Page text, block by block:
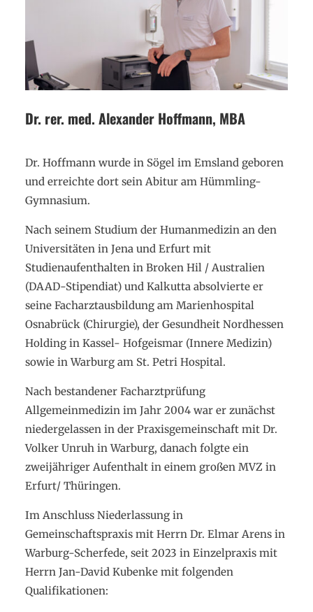
Dr. rer. med. Alexander Hoffmann, MBA
Dr. Hoffmann wurde in Sögel im Emsland geboren
und erreichte dort sein Abitur am Hümmling-
Gymnasium.
Nach seinem Studium der Humanmedizin an den
Universitäten in Jena und Erfurt mit
Studienaufenthalten in Broken Hil / Australien
(DAAD-Stipendiat) und Kalkutta absolvierte er
seine Facharztausbildung am Marienhospital
Osnabrück (Chirurgie), der Gesundheit Nordhessen
Holding in Kassel- Hofgeismar (Innere Medizin)
sowie in Warburg am St. Petri Hospital.
Nach bestandener Facharztprüfung
Allgemeinmedizin im Jahr 2004 war er zunächst
niedergelassen in der Praxisgemeinschaft mit Dr.
Volker Unruh in Warburg, danach folgte ein
zweijähriger Aufenthalt in einem großen MVZ in
Erfurt/ Thüringen.
Im Anschluss Niederlassung in
Gemeinschaftspraxis mit Herrn Dr. Elmar Arens in
Warburg-Scherfede, seit 2023 in Einzelpraxis mit
Herrn Jan-David Kubenke mit folgenden
Qualifikationen: